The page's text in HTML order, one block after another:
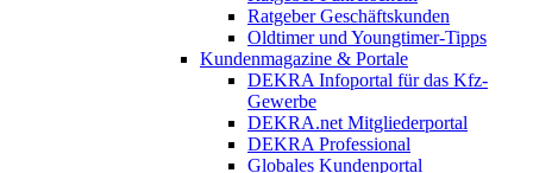
Ratgeber Geschäftskunden
Oldtimer und Youngtimer-Tipps
Kundenmagazine & Portale
DEKRA Infoportal für das Kfz-
Gewerbe
DEKRA.net Mitgliederportal
DEKRA Professional
Globales Kundenportal